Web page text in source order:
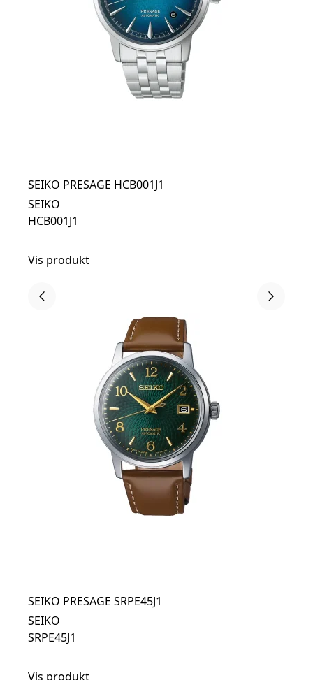
SEIKO PRESAGE HCB001J1
SEIKO
HCB001J1
Vis produkt
SEIKO PRESAGE SRPE45J1
SEIKO
SRPE45J1
Vis produkt